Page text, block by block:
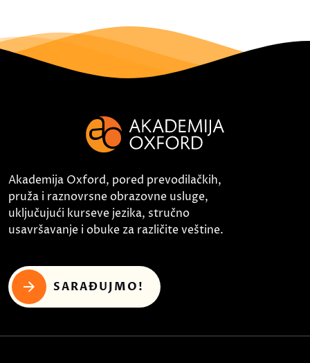
Akademija Oxford, pored prevodilačkih,
pruža i raznovrsne obrazovne usluge,
uključujući kurseve jezika, stručno
usavršavanje i obuke za različite veštine.
SARAĐUJMO!